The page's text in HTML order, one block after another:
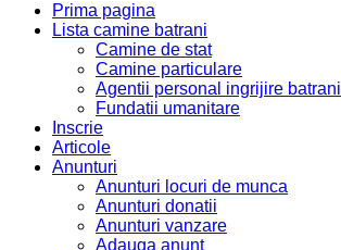
Prima pagina
Lista camine batrani
Camine de stat
Camine particulare
Agentii personal ingrijire batrani
Fundatii umanitare
Inscrie
Articole
Anunturi
Anunturi locuri de munca
Anunturi donatii
Anunturi vanzare
Adauga anunt